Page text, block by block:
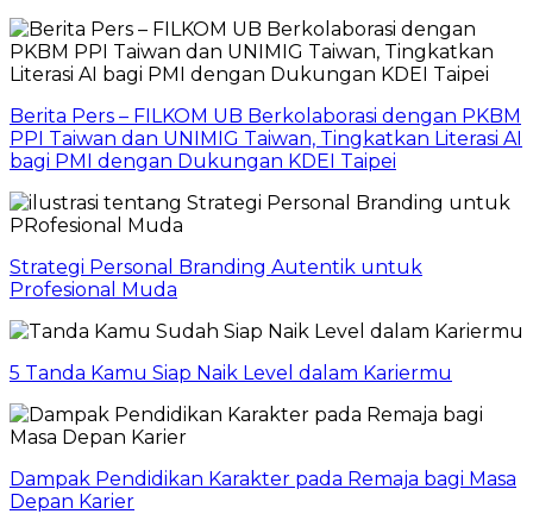
Berita Pers – FILKOM UB Berkolaborasi dengan PKBM
PPI Taiwan dan UNIMIG Taiwan, Tingkatkan Literasi AI
bagi PMI dengan Dukungan KDEI Taipei
Strategi Personal Branding Autentik untuk
Profesional Muda
5 Tanda Kamu Siap Naik Level dalam Kariermu
Dampak Pendidikan Karakter pada Remaja bagi Masa
Depan Karier